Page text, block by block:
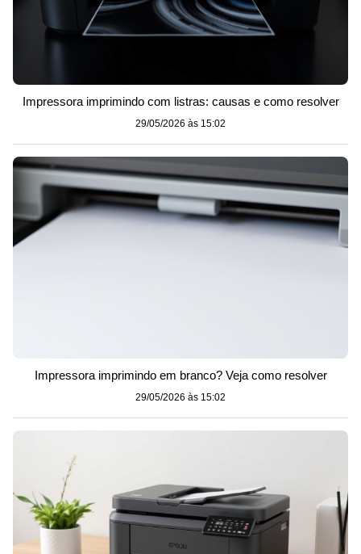
Impressora imprimindo com listras: causas e como resolver
29/05/2026 às 15:02
Impressora imprimindo em branco? Veja como resolver
29/05/2026 às 15:02